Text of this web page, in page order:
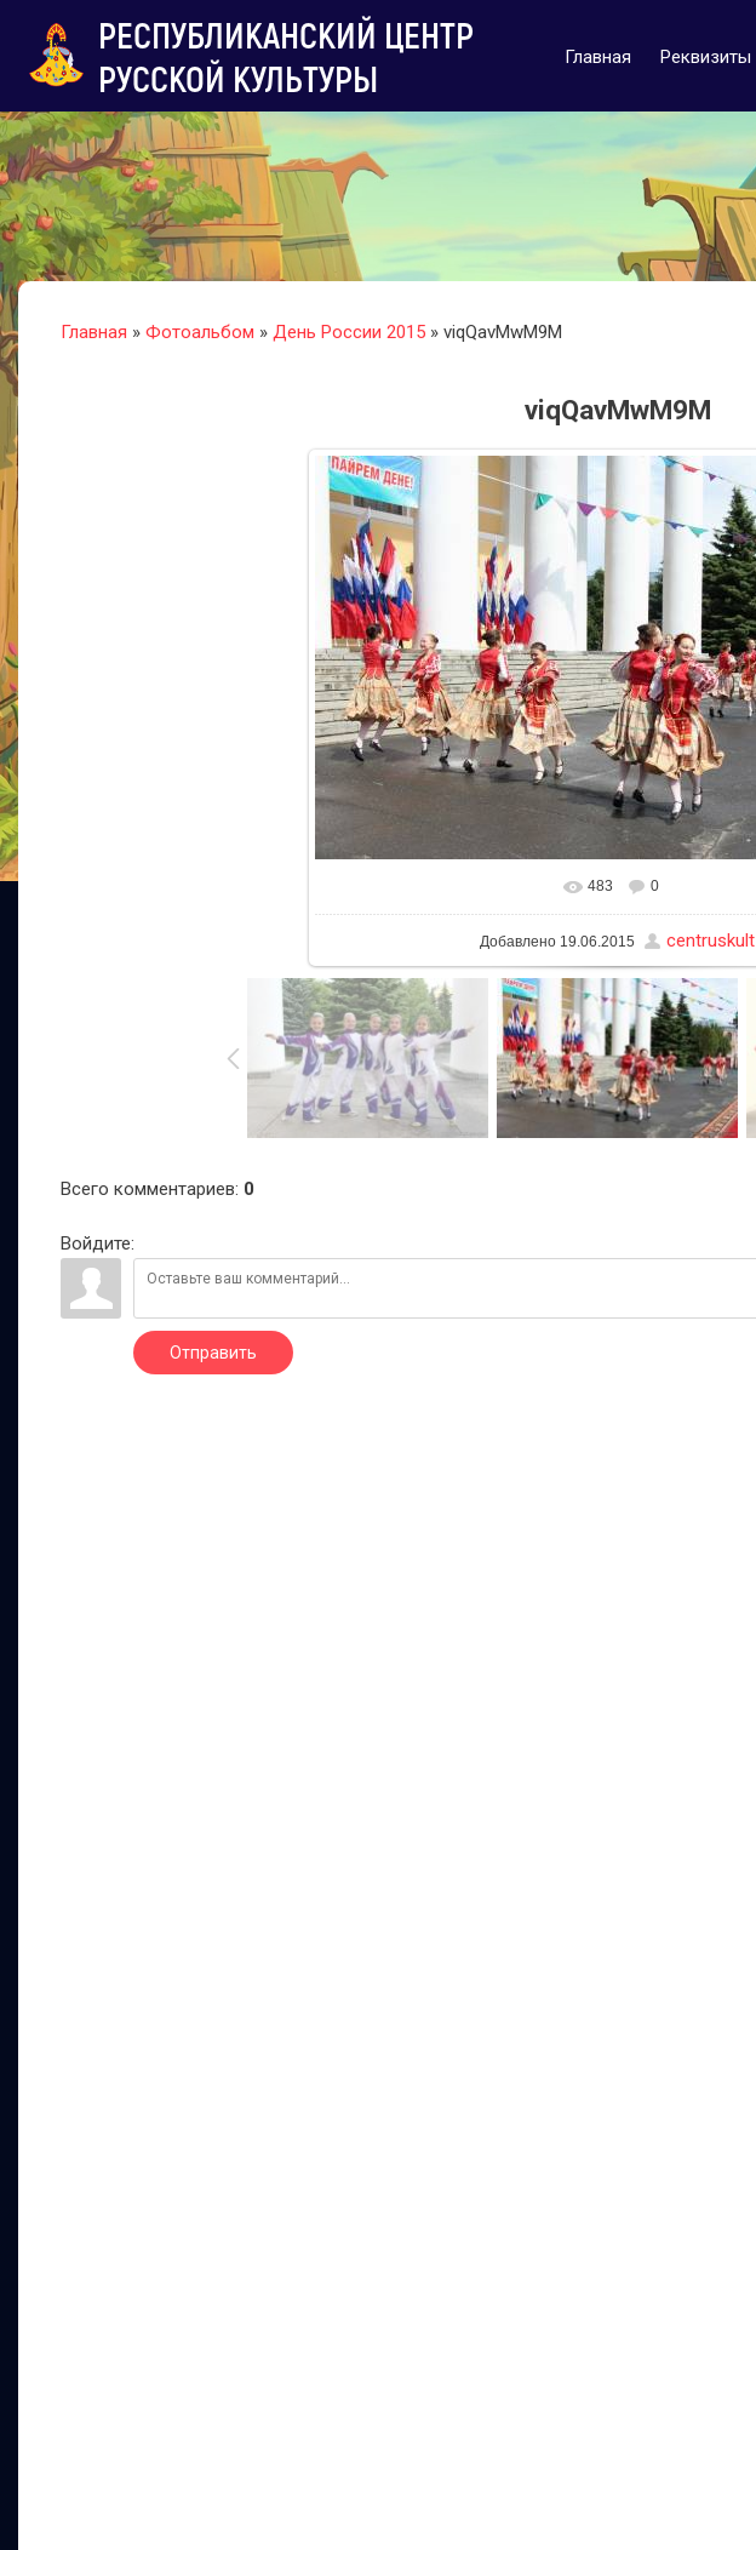
РЕСПУБЛИКАНСКИЙ ЦЕНТР
РУССКОЙ КУЛЬТУРЫ
Главная Реквизиты
Главная » Фотоальбом » День России 2015 » viqQavMwM9M
viqQavMwM9M
В реальном размере 1280x853
483 0
Добавлено 19.06.2015 centruskult
Всего комментариев: 0
Войдите:
Отправить